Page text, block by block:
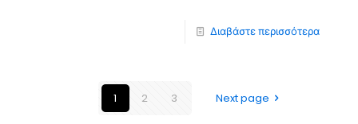
Διαβάστε περισσότερα
1 2 3 Next page